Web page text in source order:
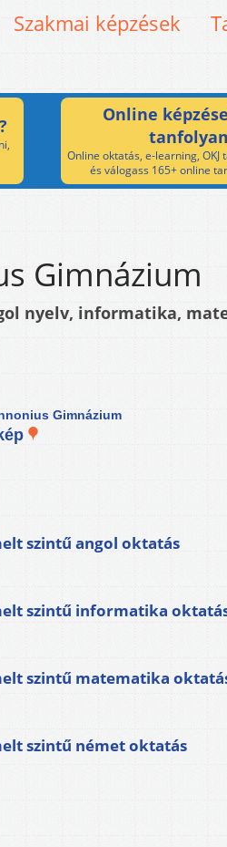
Szakmai képzések
Online
Online oktatás, e-learning, OKJ
és válogass 165+ online
Gimnázium
nyelv, informatika,
Gimnázium
szintű angol oktatás
szintű informatika
szintű matematika
szintű német oktatás